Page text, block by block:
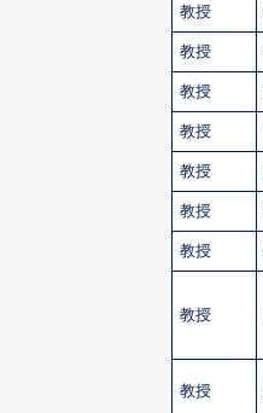
教授
教授
教授
教授
教授
教授
教授
教授
教授